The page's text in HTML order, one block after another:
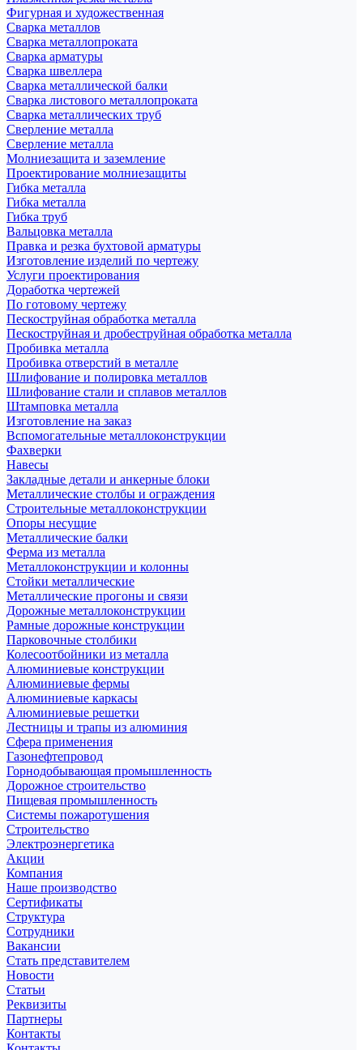
Фигурная и художественная
Сварка металлов
Сварка металлопроката
Сварка арматуры
Сварка швеллера
Сварка металлической балки
Сварка листового металлопроката
Сварка металлических труб
Сверление металла
Сверление металла
Молниезащита и заземление
Проектирование молниезащиты
Гибка металла
Гибка металла
Гибка труб
Вальцовка металла
Правка и резка бухтовой арматуры
Изготовление изделий по чертежу
Услуги проектирования
Доработка чертежей
По готовому чертежу
Пескоструйная обработка металла
Пескоструйная и дробеструйная обработка металла
Пробивка металла
Пробивка отверстий в металле
Шлифование и полировка металлов
Шлифование стали и сплавов металлов
Штамповка металла
Изготовление на заказ
Вспомогательные металлоконструкции
Фахверки
Навесы
Закладные детали и анкерные блоки
Металлические столбы и ограждения
Строительные металлоконструкции
Опоры несущие
Металлические балки
Ферма из металла
Металлоконструкции и колонны
Стойки металлические
Металлические прогоны и связи
Дорожные металлоконструкции
Рамные дорожные конструкции
Парковочные столбики
Колесоотбойники из металла
Алюминиевые конструкции
Алюминиевые фермы
Алюминиевые каркасы
Алюминиевые решетки
Лестницы и трапы из алюминия
Сфера применения
Газонефтепровод
Горнодобывающая промышленность
Дорожное строительство
Пищевая промышленность
Системы пожаротушения
Строительство
Электроэнергетика
Акции
Компания
Наше производство
Сертификаты
Структура
Сотрудники
Вакансии
Стать представителем
Новости
Статьи
Реквизиты
Партнеры
Контакты